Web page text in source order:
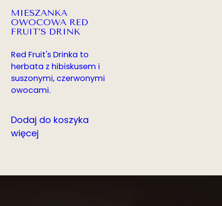
MIESZANKA
OWOCOWA RED
FRUIT’S DRINK
Red Fruit's Drinka to
herbata z hibiskusem i
suszonymi, czerwonymi
owocami.
Dodaj do koszyka
więcej